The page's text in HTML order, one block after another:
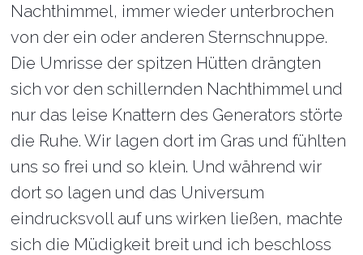
Nachthimmel, immer wieder unterbrochen
von der ein oder anderen Sternschnuppe.
Die Umrisse der spitzen Hütten drängten
sich vor den schillernden Nachthimmel und
nur das leise Knattern des Generators störte
die Ruhe. Wir lagen dort im Gras und fühlten
uns so frei und so klein. Und während wir
dort so lagen und das Universum
eindrucksvoll auf uns wirken ließen, machte
sich die Müdigkeit breit und ich beschloss